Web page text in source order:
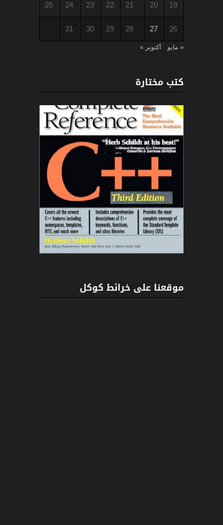
19
20
21
22
23
24
25
26
27
28
29
30
31
« مايو أكتوبر »
كتب مختارة
C++
موقعنا على خرائط كوكل